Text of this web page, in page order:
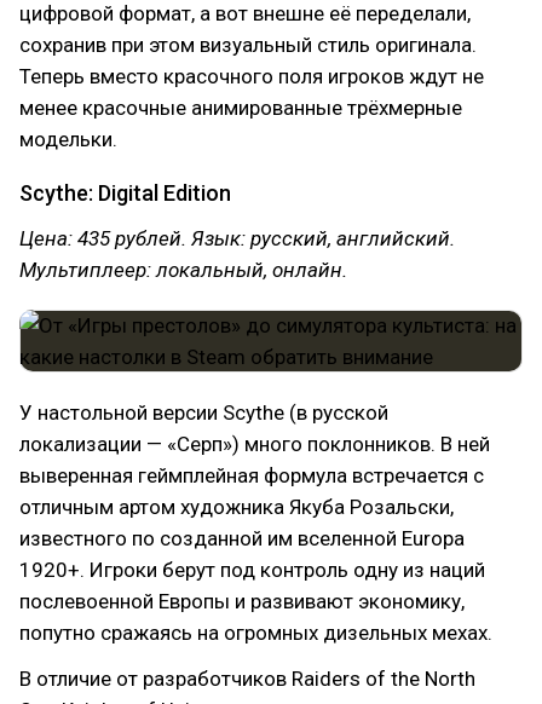
цифровой формат, а вот внешне её переделали,
сохранив при этом визуальный стиль оригинала.
Теперь вместо красочного поля игроков ждут не
менее красочные анимированные трёхмерные
модельки.
Scythe: Digital Edition
Цена: 435 рублей. Язык: русский, английский.
Мультиплеер: локальный, онлайн.
У настольной версии Scythe (в русской
локализации — «Серп») много поклонников. В ней
выверенная геймплейная формула встречается с
отличным артом художника Якуба Розальски,
известного по созданной им вселенной Europa
1920+. Игроки берут под контроль одну из наций
послевоенной Европы и развивают экономику,
попутно сражаясь на огромных дизельных мехах.
В отличие от разработчиков Raiders of the North